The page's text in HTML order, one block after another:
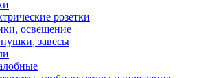
розетки
освещение
завесы